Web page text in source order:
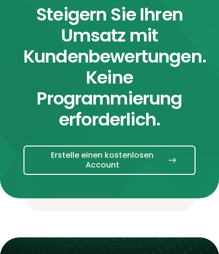
Steigern Sie Ihren
Umsatz mit
Kundenbewertungen.
Keine
Programmierung
erforderlich.
Erstelle einen kostenlosen
Account